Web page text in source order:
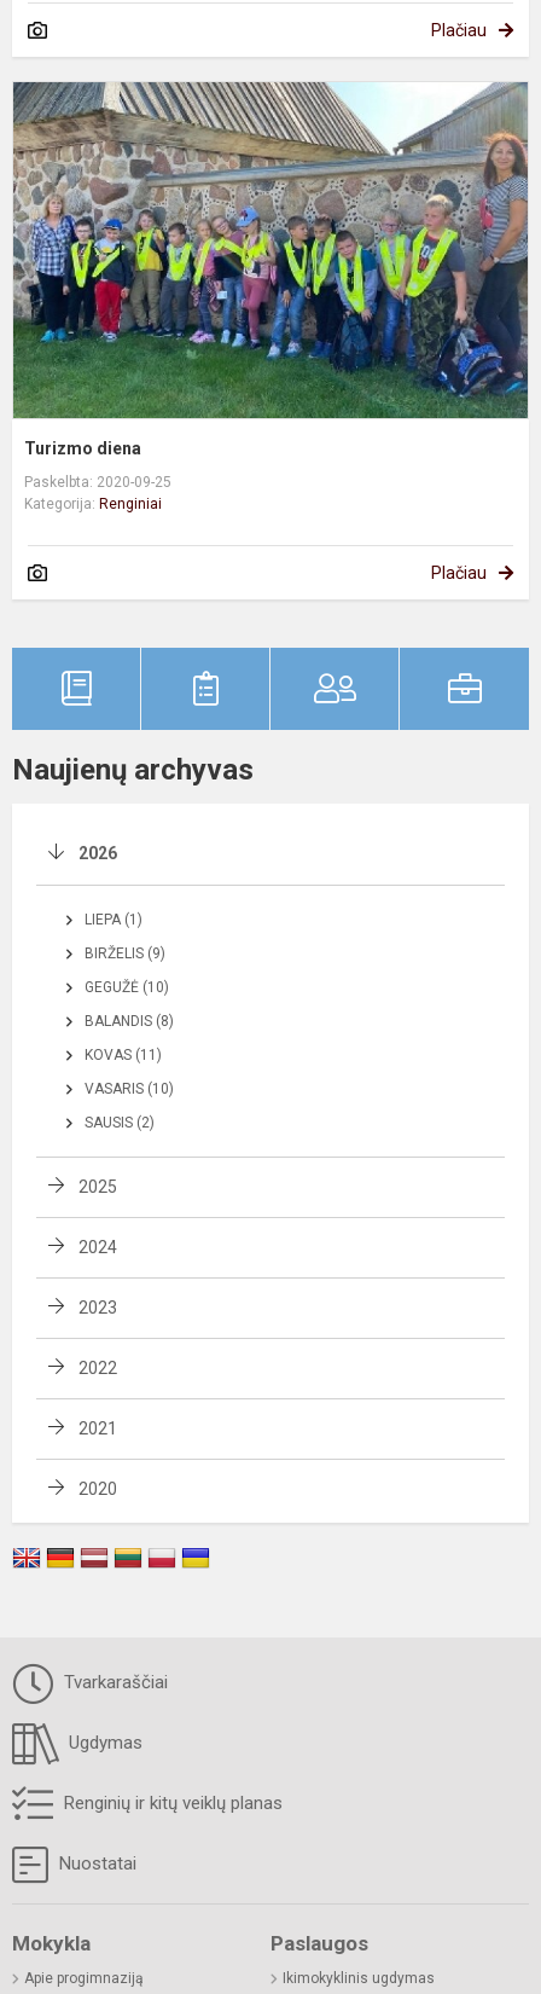
Plačiau
Turizmo diena
Paskelbta: 2020-09-25
Kategorija: Renginiai
Plačiau
Naujienų archyvas
2026
LIEPA (1)
BIRŽELIS (9)
GEGUŽĖ (10)
BALANDIS (8)
KOVAS (11)
VASARIS (10)
SAUSIS (2)
2025
2024
2023
2022
2021
2020
Tvarkaraščiai
Ugdymas
Renginių ir kitų veiklų planas
Nuostatai
Mokykla
Apie progimnaziją
Paslaugos
Ikimokyklinis ugdymas